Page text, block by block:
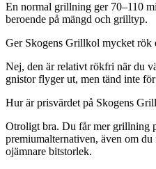
En normal grillning ger 70–110
beroende på mängd och grilltyp.
Ger Skogens Grillkol mycket rök
Nej, den är relativt rökfri när du
gnistor flyger ut, men tänd inte
Hur är prisvärdet på Skogens
Otroligt bra. Du får mer grillning
premiumalternativen, även om
ojämnare bitstorlek.